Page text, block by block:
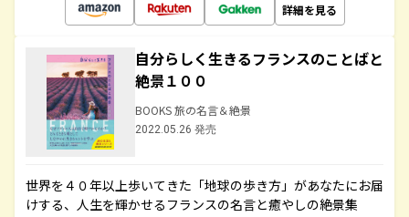
詳細を見る
自分らしく生きるフランスのことばと
絶景１００
BOOKS 旅の名言＆絶景
2022.05.26 発売
世界を４０年以上歩いてきた「地球の歩き方」があなたにお届
けする、人生を輝かせるフランスの名言と癒やしの絶景集